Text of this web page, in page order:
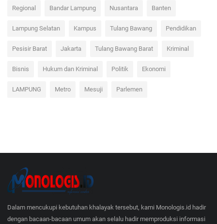
Regional Bandar Lampung Nusantara Banten
Lampung Selatan Kampus Tulang Bawang Pendidikan
Pesisir Barat Jakarta Tulang Bawang Barat Kriminal
Bisnis Hukum dan Kriminal Politik Ekonomi
LAMPUNG Metro Mesuji Parlemen
Dalam mencukupi kebutuhan khalayak tersebut, kami Monologis.id hadir
dengan bacaan-bacaan umum akan selalu hadir memproduksi informasi